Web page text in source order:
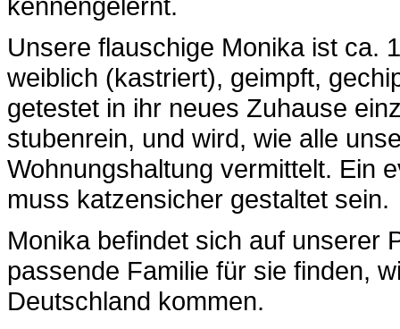
Unsere flauschige Monika ist ca.
weiblich (kastriert), geimpft,
getestet in ihr neues Zuhause
stubenrein, und wird, wie alle
Wohnungshaltung vermittelt. Ein
muss katzensicher gestaltet sein.
Monika befindet sich auf unserer
passende Familie für sie finden,
Deutschland kommen.